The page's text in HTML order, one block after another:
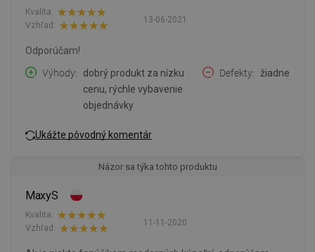
13-06-2021
Kvalita:
Vzhľad:
Odporúčam!
Výhody
dobrý produkt za nízku
cenu, rýchle vybavenie
objednávky
Defekty žiadne
Ukážte pôvodný komentár
Názor sa týka tohto produktu
MaxyS
11-11-2020
Kvalita:
Vzhľad: